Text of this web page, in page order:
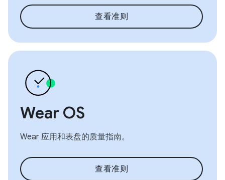
查看准则
Wear OS
Wear 应用和表盘的质量指南。
查看准则